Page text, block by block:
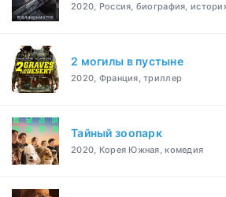
2020, Россия, биография,
2 могилы в пустыне
2020, Франция, триллер
Тайный зоопарк
2020, Корея Южная, комедия